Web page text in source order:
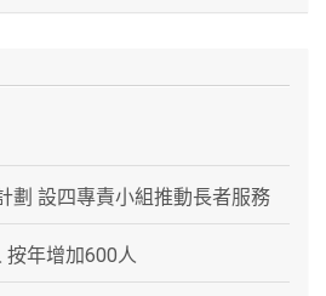
劃 設四專責小組推動長者服務
按年增加600人